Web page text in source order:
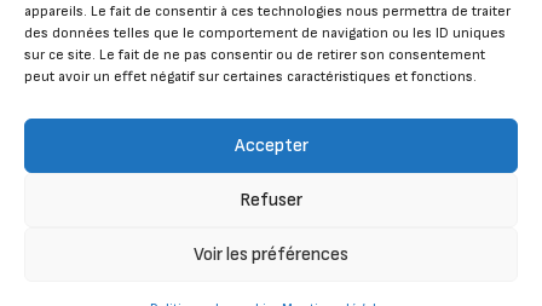
appareils. Le fait de consentir à ces technologies nous permettra de traiter
des données telles que le comportement de navigation ou les ID uniques
sur ce site. Le fait de ne pas consentir ou de retirer son consentement
peut avoir un effet négatif sur certaines caractéristiques et fonctions.
Accepter
Refuser
Voir les préférences
Se connecter